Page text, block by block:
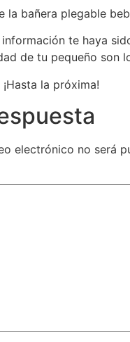
la bañera plegable
te haya
de tu pequeño son
la próxima!
electrónico no será